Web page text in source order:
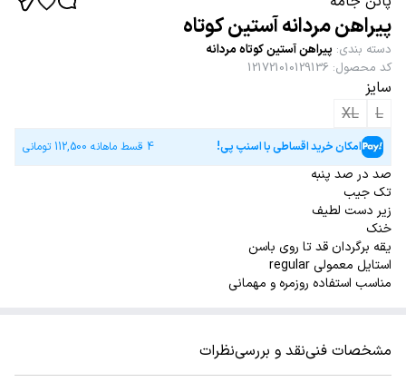
پیراهن مردانه آستین کوتاه
دسته بندی: پیراهن آستین کوتاه مردانه
کد محصول:
121721010129136
سایز
L
XL
امکان خرید اقساطی با اسنپ پی! 4 قسط ماهانه 112,500 تومانی
صد در صد پنبه
تک جیب
زیر دست لطیف
خنک
یقه برگردان قد تا روی باسن
استایل معمولی regular
مناسب استفاده روزمره و مهمانی
مشخصات فنینقد و بررسینظرات